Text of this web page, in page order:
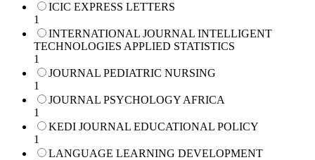
ICIC EXPRESS LETTERS
1
INTERNATIONAL JOURNAL INTELLIGENT
TECHNOLOGIES APPLIED STATISTICS
1
JOURNAL PEDIATRIC NURSING
1
JOURNAL PSYCHOLOGY AFRICA
1
KEDI JOURNAL EDUCATIONAL POLICY
1
LANGUAGE LEARNING DEVELOPMENT